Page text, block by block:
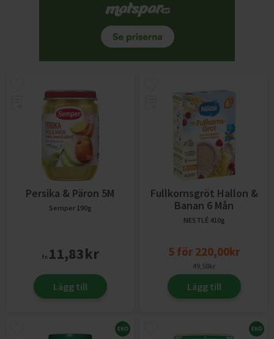
Persika & Päron 5M
Semper 190g
fr. 11,83kr
Lägg till
Fullkornsgröt Hallon &
Banan 6 Mån
NESTLÉ 410g
5 för 220,00kr
49,58kr
Lägg till